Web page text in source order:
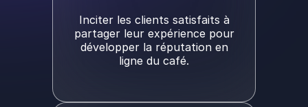
Inciter les clients satisfaits à
partager leur expérience pour
développer la réputation en
ligne du café.